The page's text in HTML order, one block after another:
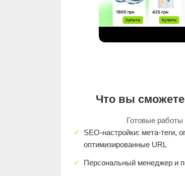
Что вы
Готовые работы
SEO-настройки: мета-теги,
оптимизированные URL
Персональный менеджер и